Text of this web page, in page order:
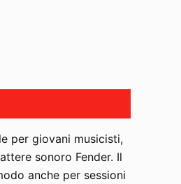
per giovani musicisti,
sonoro Fender. Il
anche per sessioni